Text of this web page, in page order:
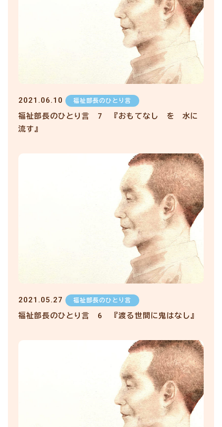
2021.06.10 福祉部長のひとり言
福祉部長のひとり言 7 『おもてなし を 水に
流す』
2021.05.27 福祉部長のひとり言
福祉部長のひとり言 6 『渡る世間に鬼はなし』